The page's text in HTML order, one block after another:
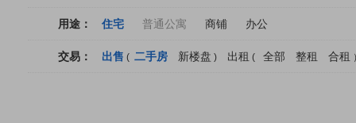
用途： 住宅 普通公寓 商铺 办公
交易： 出售 ( 二手房 新楼盘 ) 出租 ( 全部 整租 合租